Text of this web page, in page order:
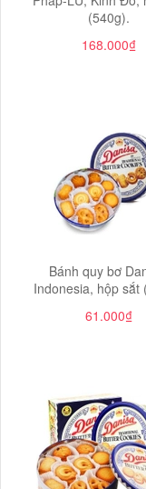
(540g).
168.000₫
Bánh quy bơ
Indonesia, hộp sắt
61.000₫